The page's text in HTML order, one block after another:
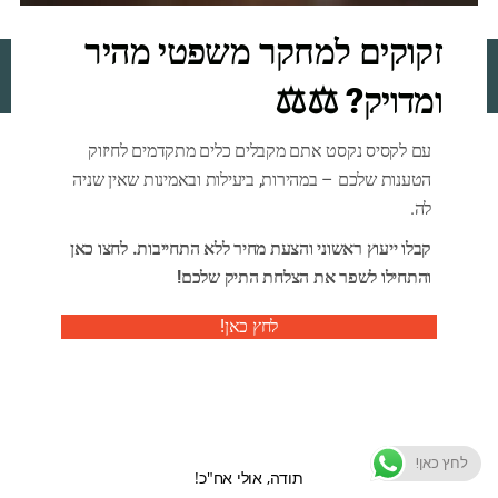
. All Rights Reserved.
לחץ כאן!
זקוקים למחקר משפטי מהיר
ומדויק? ⚖️⚖️
עם לקסיס נקסט אתם מקבלים כלים מתקדמים לחיזוק
הטענות שלכם – במהירות, ביעילות ובאמינות שאין שניה
לה.
קבלו ייעוץ ראשוני והצעת מחיר ללא התחייבות. לחצו כאן
והתחילו לשפר את הצלחת התיק שלכם!
לחץ כאן!
תודה, אולי אח"כ!